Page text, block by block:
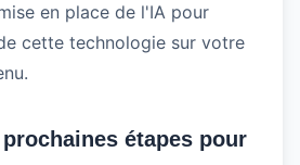
en place de l'IA pour
cette technologie sur votre
étapes pour